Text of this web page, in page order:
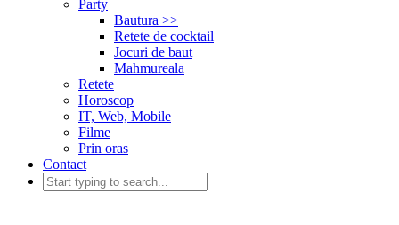
Party
Bautura >>
Retete de cocktail
Jocuri de baut
Mahmureala
Retete
Horoscop
IT, Web, Mobile
Filme
Prin oras
Contact